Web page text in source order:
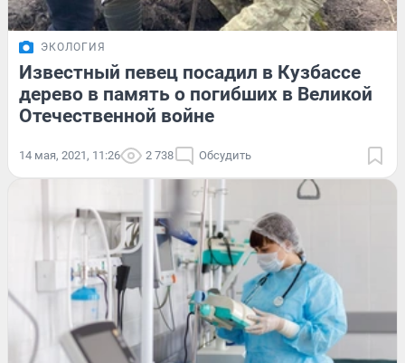
ЭКОЛОГИЯ
Известный певец посадил в Кузбассе
дерево в память о погибших в Великой
Отечественной войне
14 мая, 2021, 11:26 2 738 Обсудить